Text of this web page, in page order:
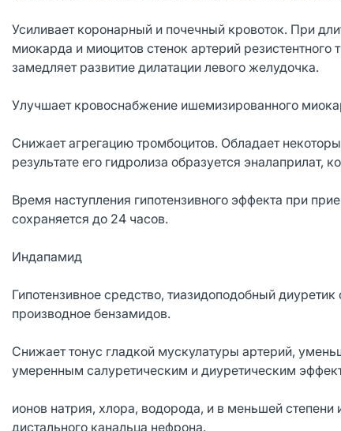
Усиливает коронарный и почечный кровоток. При
миокарда и миоцитов стенок артерий
замедляет развитие дилатации левого желудочка.
Улучшает кровоснабжение ишемизированного
Снижает агрегацию тромбоцитов. Обладает
результате его гидролиза образуется
Время наступления гипотензивного эффекта при
сохраняется до 24 часов.
Индапамид
Гипотензивное средство, тиазидоподобный
производное бензамидов.
Снижает тонус гладкой мускулатуры артерий,
умеренным салуретическим и диуретическим
ионов натрия, хлора, водорода, и в меньшей
дистального канальца нефрона.